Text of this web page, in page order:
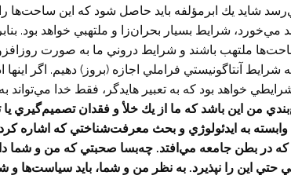
شايد يك ابرمؤلفه بايد حاصل شود كه اين ساحت‌ها
شرايط بسيار بحران‌زا و ملتهبي خواهد بود.
ملتهب باشند و شرايط دروني ما به صورت
شرايط آنتاگونيستي فراملي اجازه (بروز) دهيم. اگر اينها
خواهد بود كه به تعبير هايدگر، فقط خدا مي‌تواند
من اين باشد كه ما از يك خلأ و فقدان تصميم‌گيري
وابسته به ايدئولوژي و بحث معرفت‌شناختي كه اشاره
در بطن جامعه مي‌افتد. چه‌بسا صحبتي که من و شما
اين را نپذيرد. به نظر من و شما، بايد سياست‌ها و